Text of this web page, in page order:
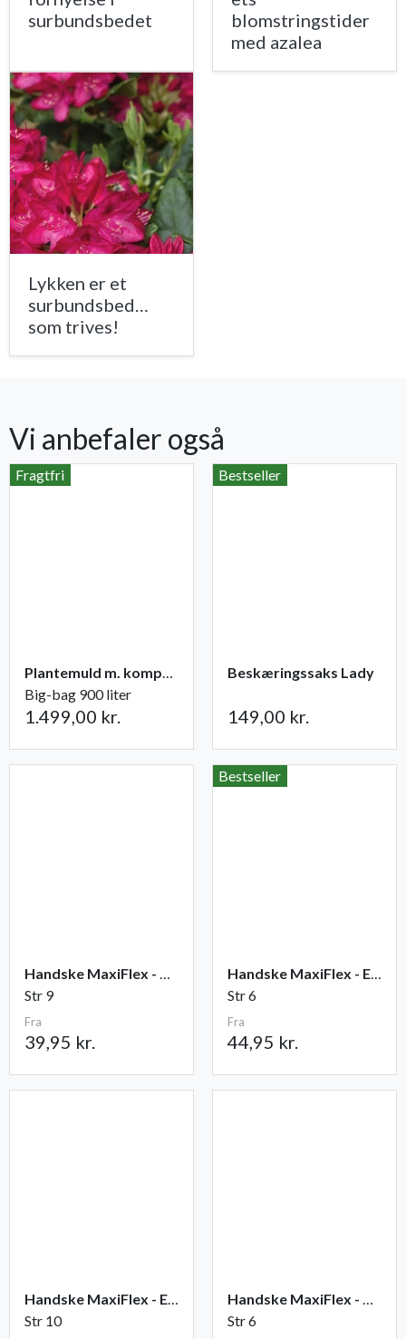
surbundsbedet
blomstringstider
med azalea
Lykken er et
surbundsbed…
som trives!
Vi anbefaler også
Fragtfri
Plantemuld m. kompost fra Champost
Big-bag 900 liter
1.499,00 kr.
Bestseller
Beskæringssaks Lady
149,00 kr.
Handske MaxiFlex - Ultimate
Str 9
Fra
39,95 kr.
Bestseller
Handske MaxiFlex - Endurance
Str 6
Fra
44,95 kr.
Handske MaxiFlex - Elite
Str 10
Handske MaxiFlex - Cut
Str 6